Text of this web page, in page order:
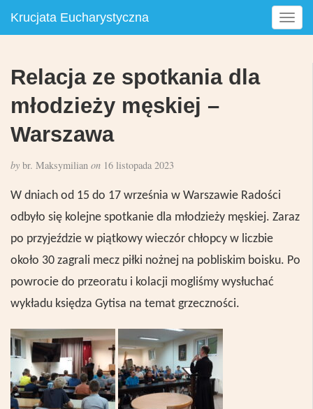
Krucjata Eucharystyczna
T
o
i
Relacja ze spotkania dla
młodzieży męskiej –
Warszawa
by br. Maksymilian on 16 listopada 2023
W dniach od 15 do 17 września w Warszawie Radości
odbyło się kolejne spotkanie dla młodzieży męskiej. Zaraz
po przyjeździe w piątkowy wieczór chłopcy w liczbie
około 30 zagrali mecz piłki nożnej na pobliskim boisku. Po
powrocie do przeoratu i kolacji mogliśmy wysłuchać
wykładu księdza Gytisa na temat grzeczności.